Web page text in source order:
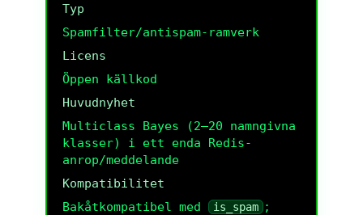
Typ
Spamfilter/antispam-ramverk
Licens
Öppen källkod
Huvudnyhet
Multiclass Bayes (2–20 namngivna
klasser) i ett enda Redis-
anrop/meddelande
Kompatibilitet
Bakåtkompatibel med
is_spam ;